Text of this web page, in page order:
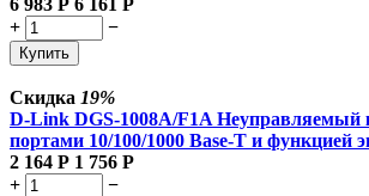
+
−
Купить
Скидка 19%
D-Link DGS-1008A/F1A Неуправляемый
портами 10/100/1000 Base-T и функцией
2 164 Р 1 756 Р
+
−